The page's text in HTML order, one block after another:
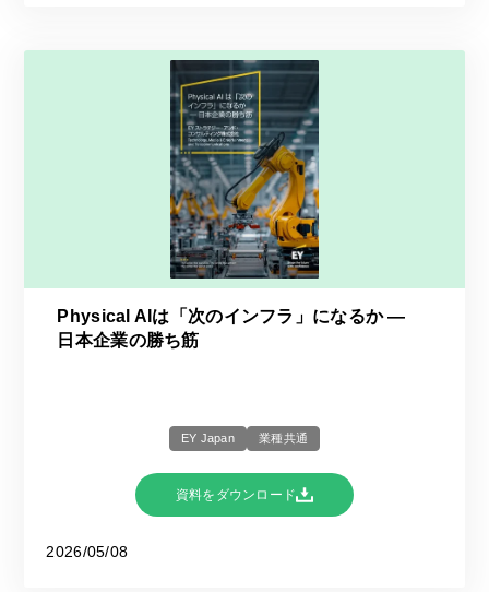
Physical AIは「次のインフラ」になるか ―
日本企業の勝ち筋
EY Japan 業種共通
資料をダウンロード
2026/05/08